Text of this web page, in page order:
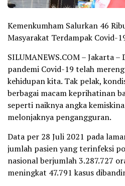
Kemenkumham Salurkan 46
Masyarakat Terdampak Covid-
SILUMANEWS.COM – Jakarta
pandemi Covid-19 telah
kehidupan kita. Tak pelak,
berbagai macam keprihatinan
seperti naiknya angka
melonjaknya pengangguran.
Data per 28 Juli 2021 pada
jumlah pasien yang terinfeksi
nasional berjumlah 3.287.727
meningkat 47.791 kasus